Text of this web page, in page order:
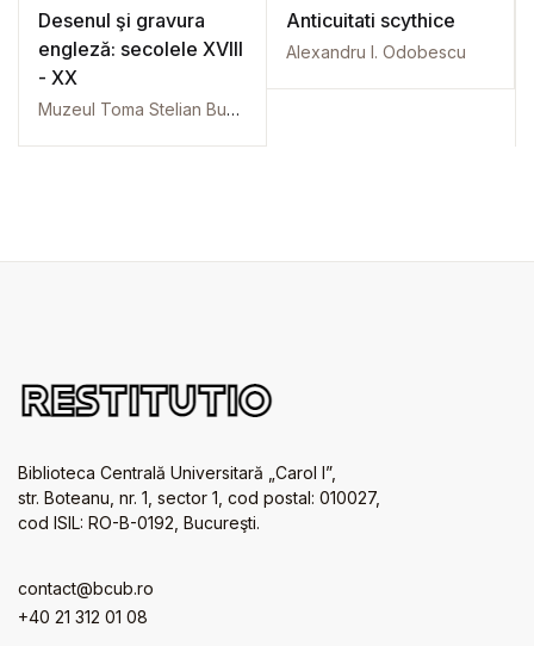
Desenul şi gravura
engleză: secolele XVIII
- XX
Muzeul Toma Stelian Bucureşti
Anticuitati scythice
Alexandru I. Odobescu
Biblioteca Centrală Universitară „Carol I”,
str. Boteanu, nr. 1, sector 1, cod postal: 010027,
cod ISIL: RO-B-0192, Bucureşti.
contact@bcub.ro
+40 21 312 01 08